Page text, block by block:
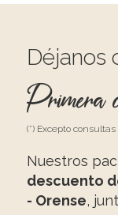
Déjanos
Primera
(*) Excepto
Nuestros
descuento
- Orense,